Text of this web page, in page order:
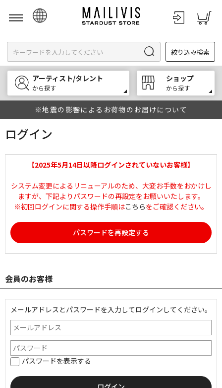
English
한국어
中文
絞り込み検索
アーティスト/タレント
から探す
ショップ
から探す
※地震の影響によるお荷物のお届けについて
ログイン
【2025年5月14日以降ログインされていないお客様】
システム変更によるリニューアルのため、大変お手数をおかけし
ますが、下記よりパスワードの再設定をお願いいたします。
※初回ログインに関する操作手順はこちらをご確認ください。
パスワードを再設定する
会員のお客様
メールアドレスとパスワードを入力してログインしてください。
パスワードを表示する